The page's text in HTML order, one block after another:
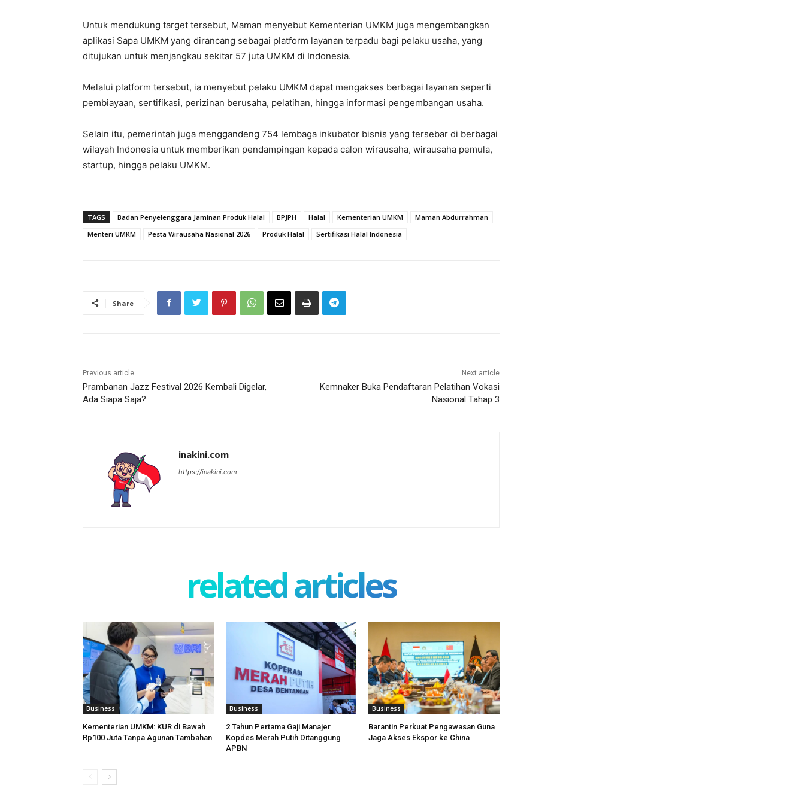
Untuk mendukung target tersebut, Maman menyebut Kementerian UMKM juga mengembangkan
aplikasi Sapa UMKM yang dirancang sebagai platform layanan terpadu bagi pelaku usaha, yang
ditujukan untuk menjangkau sekitar 57 juta UMKM di Indonesia.
Melalui platform tersebut, ia menyebut pelaku UMKM dapat mengakses berbagai layanan seperti
pembiayaan, sertifikasi, perizinan berusaha, pelatihan, hingga informasi pengembangan usaha.
Selain itu, pemerintah juga menggandeng 754 lembaga inkubator bisnis yang tersebar di berbagai
wilayah Indonesia untuk memberikan pendampingan kepada calon wirausaha, wirausaha pemula,
startup, hingga pelaku UMKM.
TAGS Badan Penyelenggara Jaminan Produk Halal BPJPH Halal Kementerian UMKM
Maman Abdurrahman
Menteri UMKM
Pesta Wirausaha Nasional 2026 Produk Halal Sertifikasi Halal Indonesia
Share
Previous article
Prambanan Jazz Festival 2026 Kembali Digelar,
Ada Siapa Saja?
Next article
Kemnaker Buka Pendaftaran Pelatihan Vokasi
Nasional Tahap 3
inakini.com
https://inakini.com
related articles
Business
Kementerian UMKM: KUR di Bawah
Rp100 Juta Tanpa Agunan Tambahan
Business
2 Tahun Pertama Gaji Manajer
Kopdes Merah Putih Ditanggung
APBN
Business
Barantin Perkuat Pengawasan Guna
Jaga Akses Ekspor ke China